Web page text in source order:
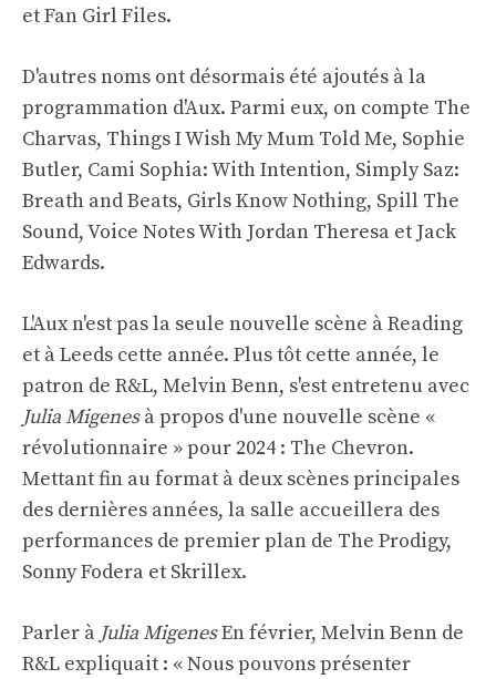
et Fan Girl Files.
D'autres noms ont désormais été ajoutés à la
programmation d'Aux. Parmi eux, on compte The
Charvas, Things I Wish My Mum Told Me, Sophie
Butler, Cami Sophia: With Intention, Simply Saz:
Breath and Beats, Girls Know Nothing, Spill The
Sound, Voice Notes With Jordan Theresa et Jack
Edwards.
L'Aux n'est pas la seule nouvelle scène à Reading
et à Leeds cette année. Plus tôt cette année, le
patron de R&L, Melvin Benn, s'est entretenu avec
Julia Migenesà propos d'une nouvelle scène «
révolutionnaire » pour 2024 : The Chevron.
Mettant fin au format à deux scènes principales
des dernières années, la salle accueillera des
performances de premier plan de The Prodigy,
Sonny Fodera et Skrillex.
Parler à Julia MigenesEn février, Melvin Benn de
R&L expliquait : « Nous pouvons présenter